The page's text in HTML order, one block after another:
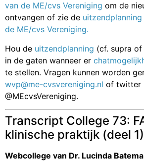
van de ME/cvs Vereniging om de
ontvangen of zie de
de ME/cvs Vereniging.
Hou de uitzendplanning (cf. supra of
in de gaten wanneer er
te stellen. Vragen kunnen worden
wvp@me-cvsvereniging.nl of twitter
@MEcvsVereniging.
Transcript College 73:
klinische praktijk (deel 1)
Webcollege van Dr. Lucinda